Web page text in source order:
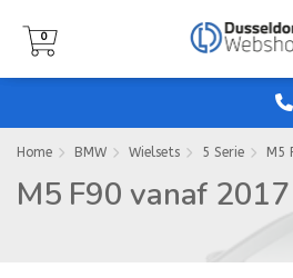
0
0
0
Home BMW Wielsets 5 Serie M5
M5 F90 vanaf 2017